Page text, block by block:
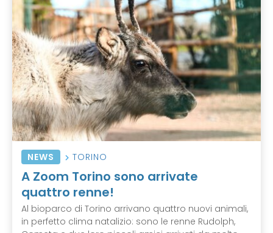
NEWS TORINO
A Zoom Torino sono arrivate
quattro renne!
Al bioparco di Torino arrivano quattro nuovi animali,
in perfetto clima natalizio: sono le renne Rudolph,